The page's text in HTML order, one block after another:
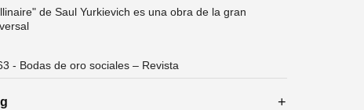
de Saul Yurkievich es una obra de la gran
- Bodas de oro sociales – Revista